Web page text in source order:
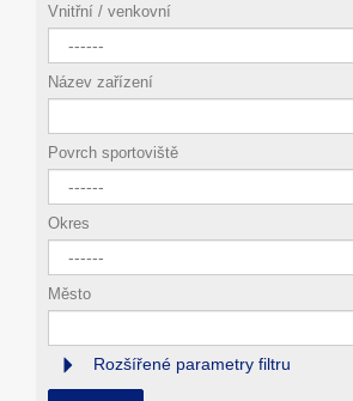
Vnitřní / venkovní
Název zařízení
Povrch sportoviště
Okres
Město
Rozšířené parametry filtru